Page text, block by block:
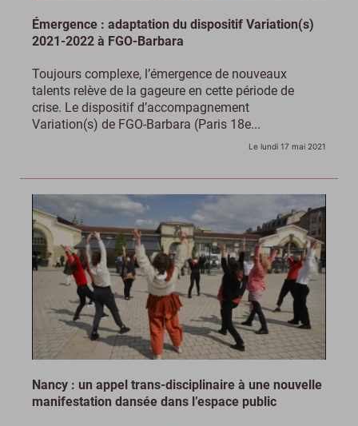
Émergence : adaptation du dispositif Variation(s)
2021-2022 à FGO-Barbara
Toujours complexe, l’émergence de nouveaux
talents relève de la gageure en cette période de
crise. Le dispositif d’accompagnement
Variation(s) de FGO-Barbara (Paris 18e...
Le lundi 17 mai 2021
Nancy : un appel trans-disciplinaire à une nouvelle
manifestation dansée dans l’espace public